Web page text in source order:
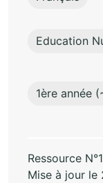
Education
1ère année
Ressource
Mise à jour le